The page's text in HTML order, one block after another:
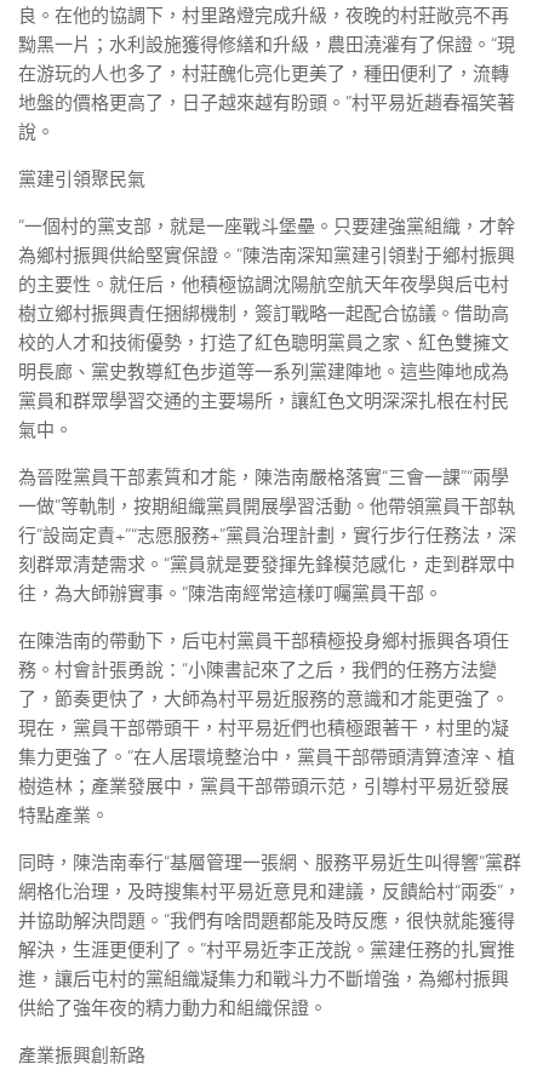
良。在他的協調下，村里路燈完成升級，夜晚的村莊敞亮不再
黝黑一片；水利設施獲得修繕和升級，農田澆灌有了保證。“現
在游玩的人也多了，村莊醜化亮化更美了，種田便利了，流轉
地盤的價格更高了，日子越來越有盼頭。”村平易近趙春福笑著
說。
黨建引領聚民氣
“一個村的黨支部，就是一座戰斗堡壘。只要建強黨組織，才幹
為鄉村振興供給堅實保證。”陳浩南深知黨建引領對于鄉村振興
的主要性。就任后，他積極協調沈陽航空航天年夜學與后屯村
樹立鄉村振興責任捆綁機制，簽訂戰略一起配合協議。借助高
校的人才和技術優勢，打造了紅色聰明黨員之家、紅色雙擁文
明長廊、黨史教導紅色步道等一系列黨建陣地。這些陣地成為
黨員和群眾學習交通的主要場所，讓紅色文明深深扎根在村民
氣中。
為晉陞黨員干部素質和才能，陳浩南嚴格落實“三會一課”“兩學
一做”等軌制，按期組織黨員開展學習活動。他帶領黨員干部執
行“設崗定責+”“志愿服務+”黨員治理計劃，實行步行任務法，深
刻群眾清楚需求。“黨員就是要發揮先鋒模范感化，走到群眾中
往，為大師辦實事。”陳浩南經常這樣叮囑黨員干部。
在陳浩南的帶動下，后屯村黨員干部積極投身鄉村振興各項任
務。村會計張勇說：“小陳書記來了之后，我們的任務方法變
了，節奏更快了，大師為村平易近服務的意識和才能更強了。
現在，黨員干部帶頭干，村平易近們也積極跟著干，村里的凝
集力更強了。”在人居環境整治中，黨員干部帶頭清算渣滓、植
樹造林；產業發展中，黨員干部帶頭示范，引導村平易近發展
特點產業。
同時，陳浩南奉行“基層管理一張網、服務平易近生叫得響”黨群
網格化治理，及時搜集村平易近意見和建議，反饋給村“兩委”，
并協助解決問題。“我們有啥問題都能及時反應，很快就能獲得
解決，生涯更便利了。”村平易近李正茂說。黨建任務的扎實推
進，讓后屯村的黨組織凝集力和戰斗力不斷增強，為鄉村振興
供給了強年夜的精力動力和組織保證。
產業振興創新路